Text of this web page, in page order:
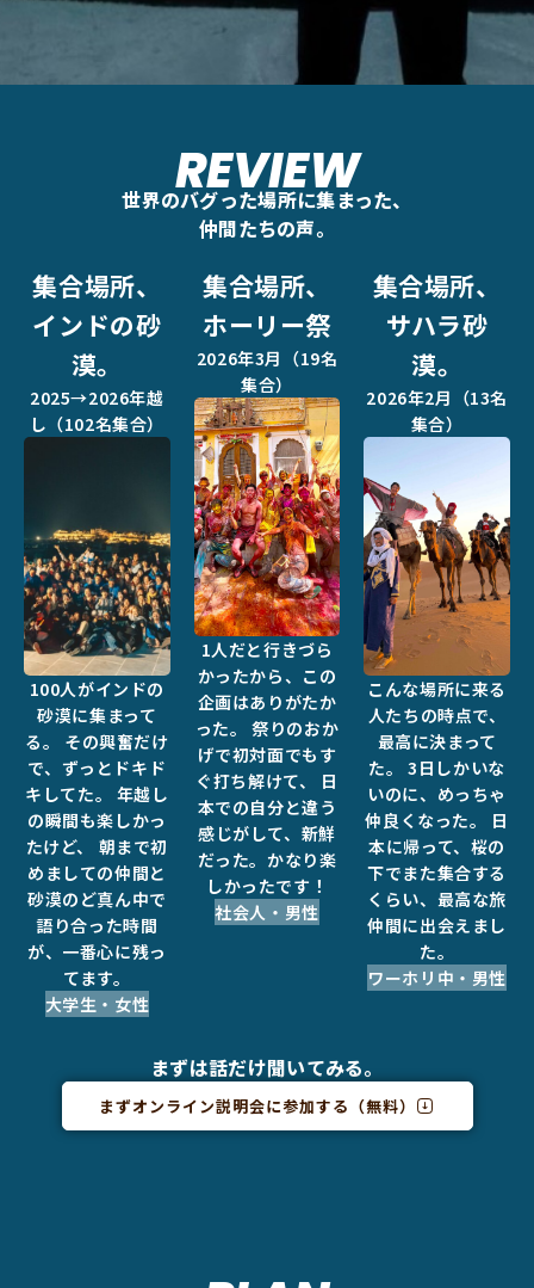
REVIEW
世界のバグった場所に集まった、
仲間たちの声。
集合場所、
インドの砂
漠。
2025→2026年越
し（102名集合）
100人がインドの
砂漠に集まって
る。 その興奮だけ
で、ずっとドキド
キしてた。 年越し
の瞬間も楽しかっ
たけど、 朝まで初
めましての仲間と
砂漠のど真ん中で
語り合った時間
が、一番心に残っ
てます。
大学生・女性
集合場所、
ホーリー祭
2026年3月（19名
集合）
1人だと行きづら
かったから、この
企画はありがたか
った。 祭りのおか
げで初対面でもす
ぐ打ち解けて、 日
本での自分と違う
感じがして、新鮮
だった。かなり楽
しかったです！
社会人・男性
集合場所、
サハラ砂
漠。
2026年2月（13名
集合）
こんな場所に来る
人たちの時点で、
最高に決まって
た。 3日しかいな
いのに、めっちゃ
仲良くなった。 日
本に帰って、桜の
下でまた集合する
くらい、最高な旅
仲間に出会えまし
た。
ワーホリ中・男性
まずは話だけ聞いてみる。
まずオンライン説明会に参加する（無料）